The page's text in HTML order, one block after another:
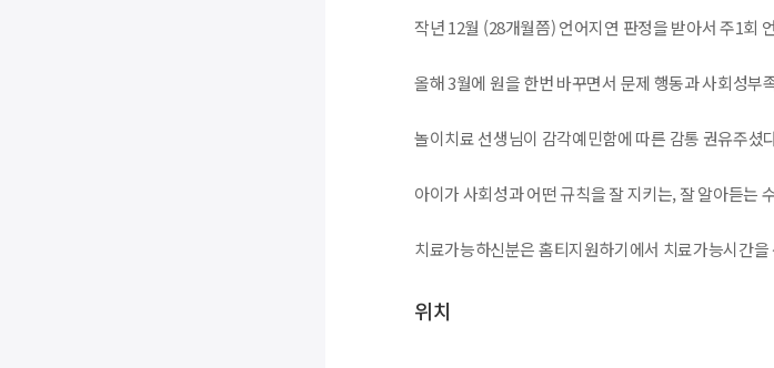
작년 12월 (28개월쯤) 언어지연 판정을 받아서 주1회
올해 3월에 원을 한번 바꾸면서 문제 행동과 사회성
놀이치료 선생님이 감각예민함에 따른 감통 권유주셨
아이가 사회성과 어떤 규칙을 잘 지키는, 잘 알아듣는
치료가능하신분은 홈티지원하기에서 치료가능시간
위치